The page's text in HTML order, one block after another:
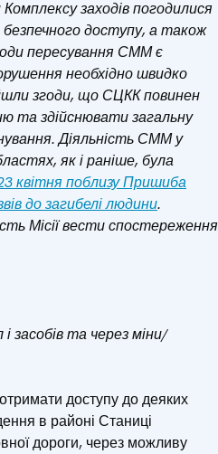
Комплексу заходів погодилися
безпечного доступу, а також
пересування СММ є
необхідно швидко
згоди, що СЦКК повинен
та здійснювати загальну
Діяльність СММ у
як і раніше, була
квітня поблизу Пришиба
до загибелі людини.
Місії вести спостереження
засобів та через міни/
доступу до деяких
в районі Станиці
дороги, через можливу